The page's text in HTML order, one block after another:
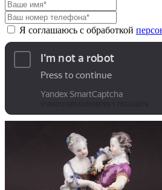
Я соглашаюсь с обработкой